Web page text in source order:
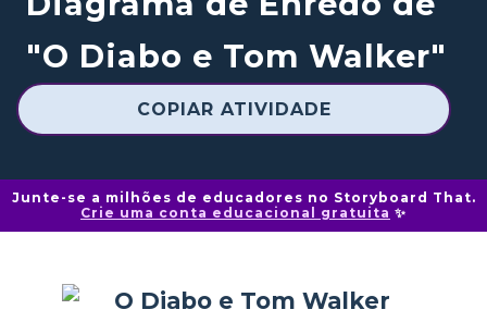
"O Diabo e Tom Walker"
COPIAR ATIVIDADE
Junte-se a milhões de educadores no Storyboard That.
Crie uma conta educacional gratuita ✨